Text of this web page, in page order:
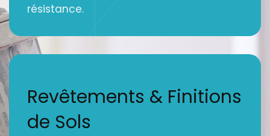
résistance.
Revêtements & Finitions
de Sols